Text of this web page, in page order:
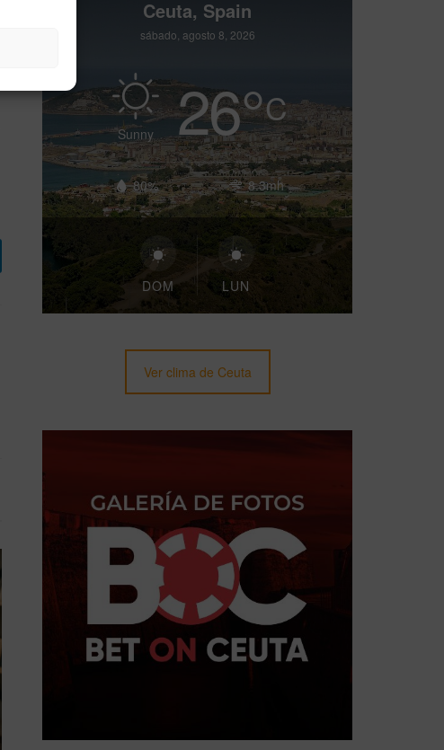
Ceuta, Spain
sábado, agosto 8, 2026
Sunny 26°C
80% 8.3mh
DOM LUN
Ver clima de Ceuta